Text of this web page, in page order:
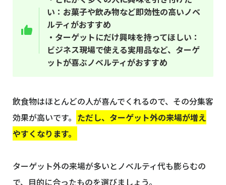
い：お菓子や飲み物など即効性の高いノベ
ルティがおすすめ
・ターゲットにだけ興味を持ってほしい：
ビジネス現場で使える実用品など、ターゲ
ットが喜ぶノベルティがおすすめ
飲食物はほとんどの人が喜んでくれるので、その分集客
効果が高いです。 ただし、ターゲット外の来場が増え
やすくなります。
ターゲット外の来場が多いとノベルティ代も膨らむの
で、目的に合ったものを選びましょう。